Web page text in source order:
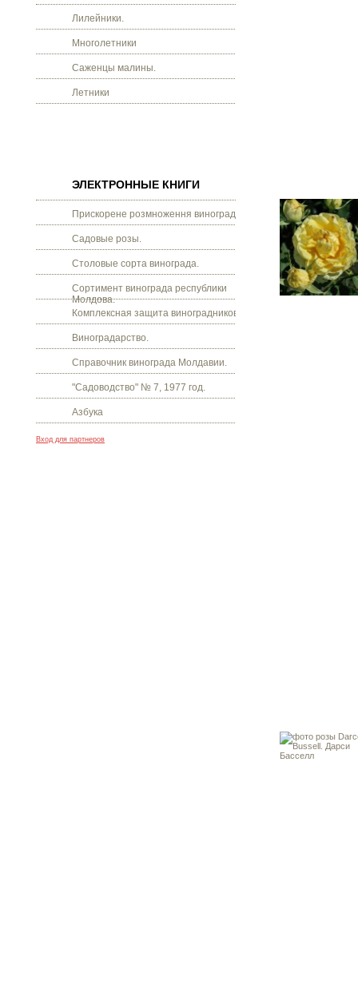
Лилейники.
Многолетники
Саженцы малины.
Летники
ЭЛЕКТРОННЫЕ КНИГИ
Прискорене розмноження винограду.
Садовые розы.
Столовые сорта винограда.
Сортимент винограда республики
Молдова.
Комплексная защита виноградников.
Виноградарство.
Справочник винограда Молдавии.
"Садоводство" № 7, 1977 год.
Азбука
Вход для партнеров